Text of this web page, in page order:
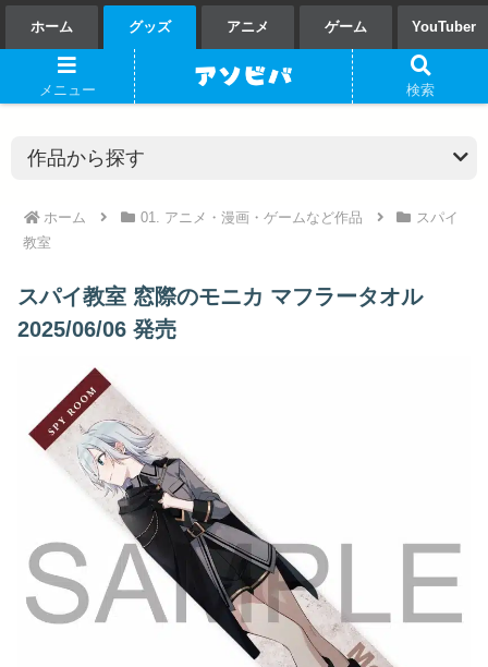
ホーム グッズ アニメ ゲーム YouTuber
ホーム 01. アニメ・漫画・ゲームなど作品
スパイ
教室
スパイ教室 窓際のモニカ マフラータオル
2025/06/06 発売
メニュー 検索